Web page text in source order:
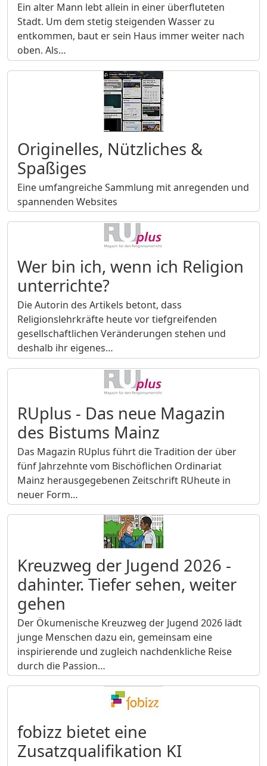
Ein alter Mann lebt allein in einer überfluteten
Stadt. Um dem stetig steigenden Wasser zu
entkommen, baut er sein Haus immer weiter nach
oben. Als…
Originelles, Nützliches &
Spaßiges
Eine umfangreiche Sammlung mit anregenden und
spannenden Websites
Wer bin ich, wenn ich Religion
unterrichte?
Die Autorin des Artikels betont, dass
Religionslehrkräfte heute vor tiefgreifenden
gesellschaftlichen Veränderungen stehen und
deshalb ihr eigenes…
RUplus - Das neue Magazin
des Bistums Mainz
Das Magazin RUplus führt die Tradition der über
fünf Jahrzehnte vom Bischöflichen Ordinariat
Mainz herausgegebenen Zeitschrift RUheute in
neuer Form…
Kreuzweg der Jugend 2026 -
dahinter. Tiefer sehen, weiter
gehen
Der Ökumenische Kreuzweg der Jugend 2026 lädt
junge Menschen dazu ein, gemeinsam eine
inspirierende und zugleich nachdenkliche Reise
durch die Passion…
fobizz bietet eine
Zusatzqualifikation KI